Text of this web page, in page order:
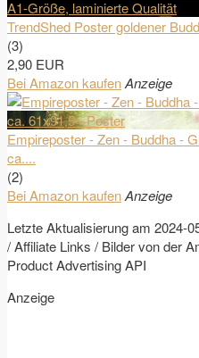
TrendShed Poster goldener
(3)
2,90 EUR
Bei Amazon kaufenAnzeige
Empireposter - Zen - Buddha -
ca....
(2)
Bei Amazon kaufenAnzeige
Letzte Aktualisierung am 2024-
/ Affiliate Links / Bilder von der
Product Advertising API
Anzeige